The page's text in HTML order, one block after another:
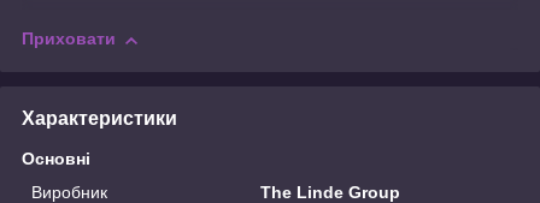
Приховати
Характеристики
Основні
Виробник
The Linde Group